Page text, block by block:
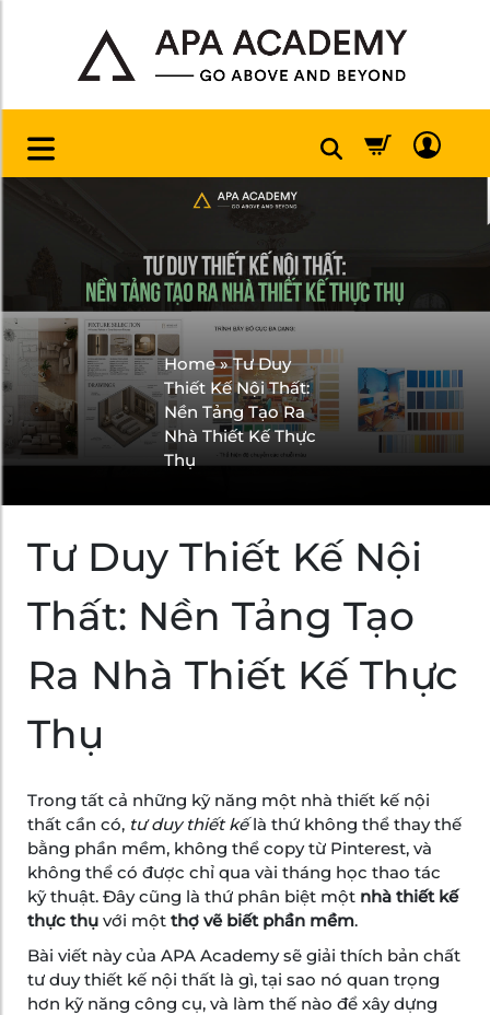
Home»Tư Duy
Thiết Kế Nội Thất:
Nền Tảng Tạo Ra
Nhà Thiết Kế Thực
Thụ
Tư Duy Thiết Kế Nội
Thất: Nền Tảng Tạo
Ra Nhà Thiết Kế Thực
Thụ
Trong tất cả những kỹ năng một nhà thiết kế nội
thất cần có, tư duy thiết kếlà thứ không thể thay thế
bằng phần mềm, không thể copy từ Pinterest, và
không thể có được chỉ qua vài tháng học thao tác
kỹ thuật. Đây cũng là thứ phân biệt một nhà thiết kế
thực thụ với một thợ vẽ biết phần mềm.
Bài viết này của APA Academy sẽ giải thích bản chất
tư duy thiết kế nội thất là gì, tại sao nó quan trọng
hơn kỹ năng công cụ, và làm thế nào để xây dựng